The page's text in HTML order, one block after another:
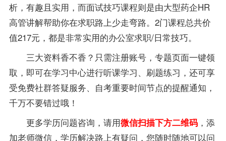
析，有趣且实用，而面试技巧课程则是由大型药企HR
高管讲解帮助你在求职路上少走弯路。 2门课程总共价
值217元，都是非常实用的办公室求职/日常技巧。
三大资料香不香？只需注册账号，专题页面一键领
取，即可在学习中心进行听课学习、刷题练习，还可享
受免费社群答疑服务、自考重要时间节点的提醒通知，
千万不要错过哦！
更多学历问题咨询，请用微信扫描下方二维码，添
加老师微信，学历解决路上有疑问，您随时随地可以问